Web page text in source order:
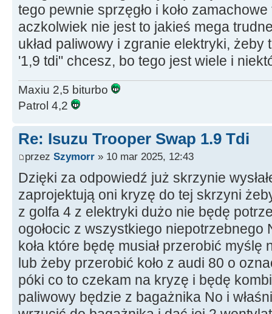
tego pewnie sprzęgło i koło
aczkolwiek nie jest to jakieś mega
układ paliwowy i zgranie elektryki, żeby
'1,9 tdi" chcesz, bo tego jest wiele i
Maxiu 2,5 biturbo
Patrol 4,2
Re: Isuzu Trooper Swap 1.9 Tdi
przez Szymorr » 10 mar 2025, 12:43
Dzięki za odpowiedź już skrzynie
zaprojektują oni kryzę do tej skrzyni
z golfa 4 z elektryki dużo nie będę
ogołocic z wszystkiego niepotrzebnego
koła które będę musiał przerobić myślę
lub żeby przerobić koło z audi 80 o
póki co to czekam na kryzę i będę
paliwowy będzie z bagażnika No i